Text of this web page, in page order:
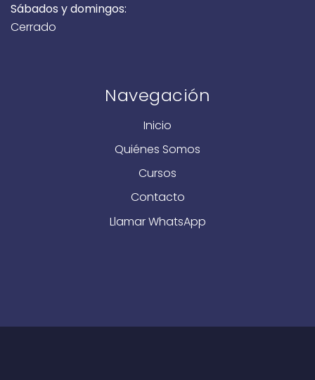
Sábados y domingos:
Cerrado
Navegación
Inicio
Quiénes Somos
Cursos
Contacto
LlamarWhatsApp